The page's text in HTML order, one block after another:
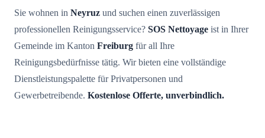
Sie wohnen in Neyruz und suchen einen zuverlässigen
professionellen Reinigungsservice? SOS Nettoyage ist in Ihrer
Gemeinde im Kanton Freiburg für all Ihre
Reinigungsbedürfnisse tätig. Wir bieten eine vollständige
Dienstleistungspalette für Privatpersonen und
Gewerbetreibende. Kostenlose Offerte, unverbindlich.